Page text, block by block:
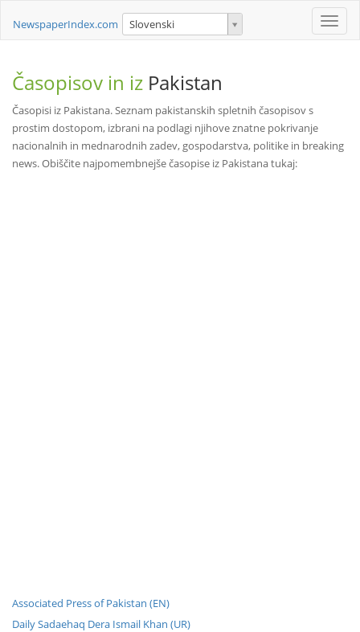
Toggle
NewspaperIndex.com Slovenski
Časopisov in iz Pakistan
Časopisi iz Pakistana. Seznam pakistanskih spletnih časopisov s
prostim dostopom, izbrani na podlagi njihove znatne pokrivanje
nacionalnih in mednarodnih zadev, gospodarstva, politike in breaking
news. Obiščite najpomembnejše časopise iz Pakistana tukaj:
Associated Press of Pakistan (EN)
Daily Sadaehaq Dera Ismail Khan (UR)